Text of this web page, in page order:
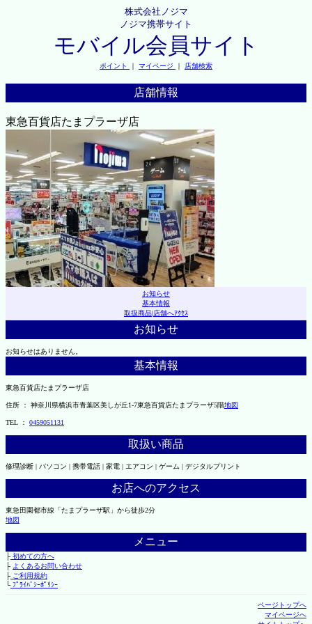
株式会社ノジマ
ノジマ携帯サイト
モバイル会員サイト
ポイント ｜ マイページ ｜ 店舗検索
店舗情報
東急百貨店たまプラーザ店
お知らせ
基本情報
取扱商品|店舗へｱｸｾｽ
お知らせ
お知らせはありません。
基本情報
東急百貨店たまプラーザ店
住所 ： 神奈川県横浜市青葉区美しが丘1-7東急百貨店たまプラーザ5階地図
TEL ： 0459051131
取扱い商品
修理診断 | パソコン | 携帯電話 | 家電 | エアコン | ゲーム | デジタルプリント
お店へのアクセス
東急田園都市線「たまプラーザ駅」から徒歩2分
地図
メニュー
├初めての方へ
├ よくあるお問い合わせ
├ご利用規約
└ﾌﾟﾗｲﾊﾞｼｰﾎﾟﾘｼｰ
ページトップへ
マイページへ